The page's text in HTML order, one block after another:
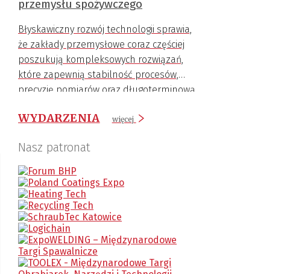
przemysłu spożywczego
Błyskawiczny rozwój technologii sprawia,
że zakłady przemysłowe coraz częściej
poszukują kompleksowych rozwiązań,
które zapewnią stabilność procesów,
precyzję pomiarów oraz długoterminową
WYDARZENIA więcej
Nasz patronat